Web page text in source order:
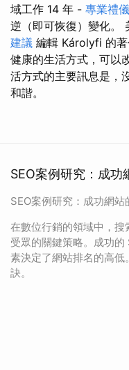
域工作 14 年 - 專業禮
逆（即可恢復）變化。
建議 編輯 Károlyfi 的
健康的生活方式，可以
活方式的主要訊息是，
和諧。
SEO案例研究：成功
SEO案例研究：成功網
在數位行銷的領域中，
受眾的關鍵策略。成功
素決定了網站排名的高
訣。